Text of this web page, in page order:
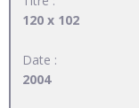
120 x 102
Date :
2004